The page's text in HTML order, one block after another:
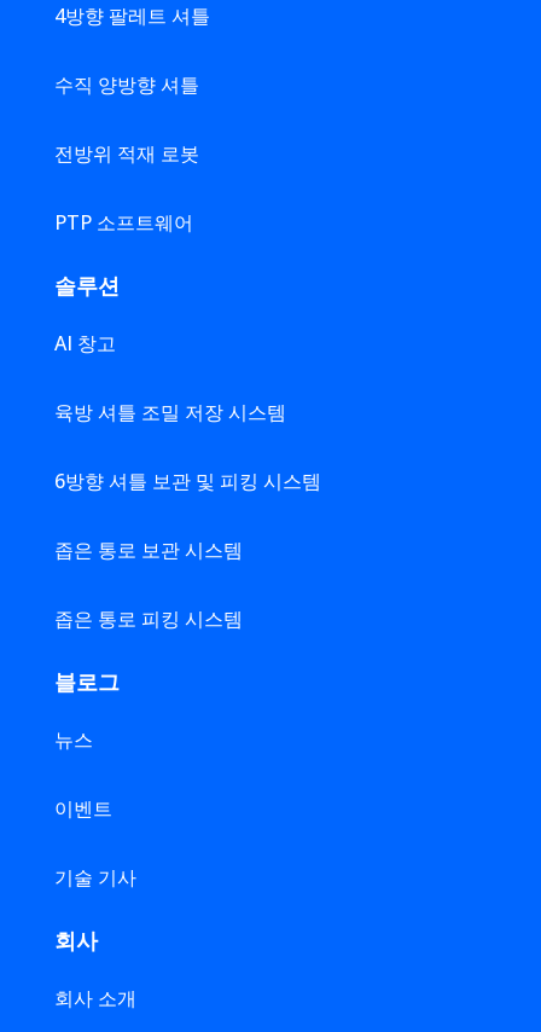
4방향 팔레트 셔틀
수직 양방향 셔틀
전방위 적재 로봇
PTP 소프트웨어
솔루션
AI 창고
육방 셔틀 조밀 저장 시스템
6방향 셔틀 보관 및 피킹 시스템
좁은 통로 보관 시스템
좁은 통로 피킹 시스템
블로그
뉴스
이벤트
기술 기사
회사
회사 소개